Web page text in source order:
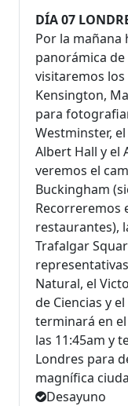
DÍA 07
Por la mañana
panorámica
visitaremos
Kensington,
para
Westminster,
Albert Hall y el
veremos el
Buckingham
Recorreremos
restaurantes),
Trafalgar
Natural, el
de Ciencias y
terminará en
las 11:45am y
Londres para
magnífica
Desayuno